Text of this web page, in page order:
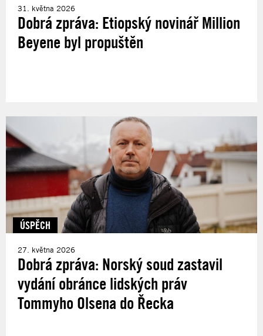
31. května 2026
Dobrá zpráva: Etiopský novinář Million
Beyene byl propuštěn
ÚSPĚCH
27. května 2026
Dobrá zpráva: Norský soud zastavil
vydání obránce lidských práv
Tommyho Olsena do Řecka